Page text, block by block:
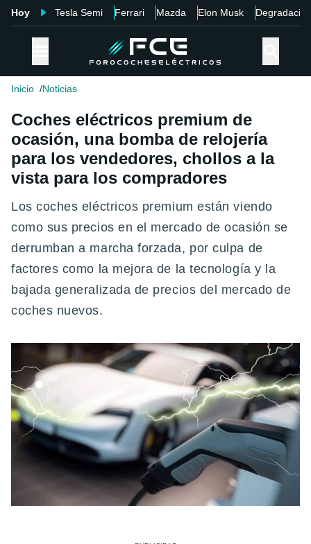
Hoy Tesla Semi Ferrari Mazda Elon Musk Degradación
Inicio Noticias
Coches eléctricos premium de
ocasión, una bomba de relojería
para los vendedores, chollos a la
vista para los compradores
Los coches eléctricos premium están viendo
como sus precios en el mercado de ocasión se
derrumban a marcha forzada, por culpa de
factores como la mejora de la tecnología y la
bajada generalizada de precios del mercado de
coches nuevos.